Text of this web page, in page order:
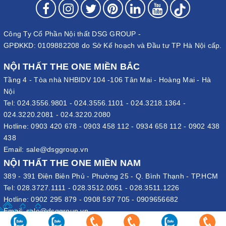
Với mục đích luôn đặt niềm tin của khách hàng và uy tín của mình
lên hàng đầu. Đến với DSG Group quý khách sẽ được sở hữu các
hiện đại bậc nhất hiện nay cùng với sự đa dạng hóa các sản
phẩm. Quý khách hàng có thể tin tưởng và lựa chọn các sản
phẩm nội thất The One tại DSG Group.
Giá cả hợp lý
Có lẽ giá thành là điều mà hầu hết các khách hàng quan tâm tới
khi muốn mua một sản phẩm gì đó. Nhưng các bạn hãy yên tâm
rằng giá của một chiếc ghế đôn nệm vô cùng phải chăng và được
đánh giá ở tầm trung của các loại ghế đơn. Đến với DSG Group,
quý khách sẽ được mua các sản phẩm có mức giá hợp lý nhất.
Bởi chúng tôi phân phối các sản phẩm Nội thất The One trực tiếp
không qua trung gian.
Các mẫu ghế đôn The One phổ
biến trên thị trường hiện nay
Công Ty Cổ Phần Nội thất DSG GROUP -
GPĐKKD: 0109882208 do Sở Kế hoạch và Đầu tư TP Hà Nội cấp.
NỘI THẤT THE ONE MIỀN BẮC
Tầng 4 - Tòa nhà NHBIDV 104 -106 Tân Mai - Hoàng Mai - Hà
Nội
Tel:024.3556.9801 -024.3556.1101 -024.3218.1364 -
024.3220.2081 - 024.3220.2080
Hotline:0903 420 678 - 0903 458 112 - 0934 658 112 - 0902 438
438
Email: sale@dsggroup.vn
NỘI THẤT THE ONE MIỀN NAM
389 - 391 Điện Biên Phủ - Phường 25 - Q. Bình Thạnh - TP.HCM
Tel:028.3727.1111 -028.3512.0051 -028.3511.1226
Hotline:0902 295 879 - 0908 597 705 - 0909656682
Email:sale@dsggroup.vn